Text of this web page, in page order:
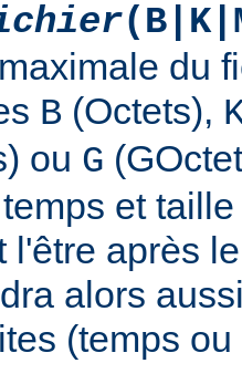
du
B (Octets),
ou G
et
l'être après
alors
(temps